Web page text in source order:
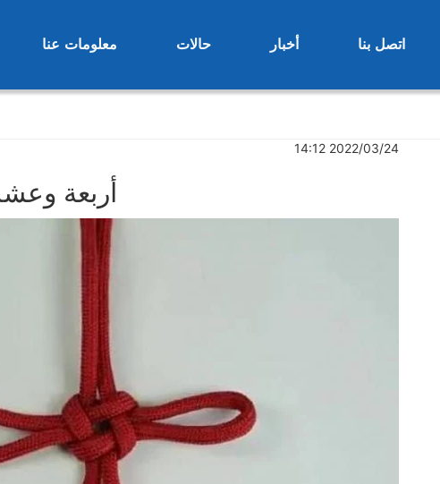
معلومات عنا حالات أخبار اتصل بنا
أربعة
2022/03/24 14:12